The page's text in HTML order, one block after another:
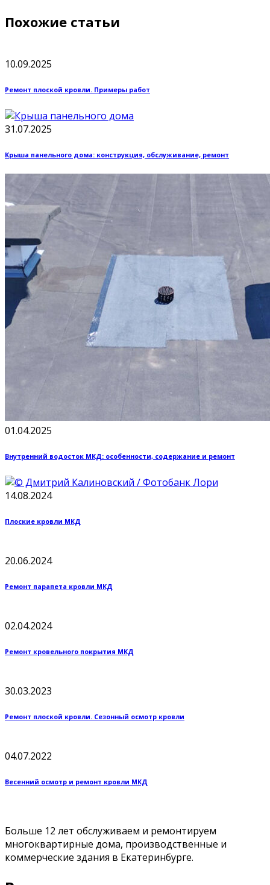
Похожие статьи
10.09.2025
Ремонт плоской кровли. Примеры работ
31.07.2025
Крыша панельного дома: конструкция, обслуживание, ремонт
01.04.2025
Внутренний водосток МКД: особенности, содержание и ремонт
14.08.2024
Плоские кровли МКД
20.06.2024
Ремонт парапета кровли МКД
02.04.2024
Ремонт кровельного покрытия МКД
30.03.2023
Ремонт плоской кровли. Сезонный осмотр кровли
04.07.2022
Весенний осмотр и ремонт кровли МКД
Больше 12 лет обслуживаем и ремонтируем
многоквартирные дома, производственные и
коммерческие здания в Екатеринбурге.